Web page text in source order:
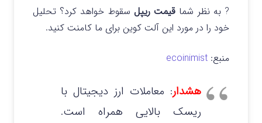
? به نظر شما قیمت ریپل سقوط خواهد کرد؟ تحلیل
خود را در مورد این آلت کوین برای ما کامنت کنید.
منبع: ecoinimist
هشدار: معاملات ارز دیجیتال با
ریسک بالایی همراه است.